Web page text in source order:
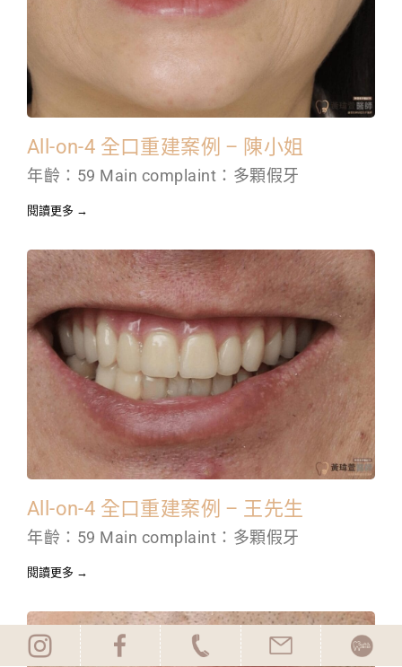
All-on-4 全口重建案例 – 陳小姐
年齡：59 Main complaint：多顆假牙
閱讀更多 →
All-on-4 全口重建案例 – 王先生
年齡：59 Main complaint：多顆假牙
閱讀更多 →